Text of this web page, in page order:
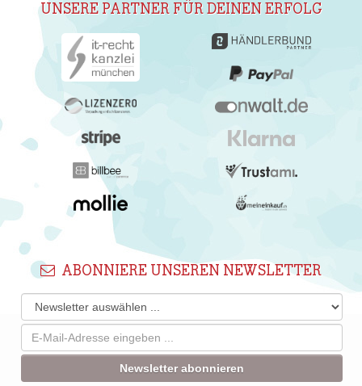
UNSERE PARTNER FÜR DEINEN ERFOLG
ABONNIERE UNSEREN NEWSLETTER
Newsletter abonnieren